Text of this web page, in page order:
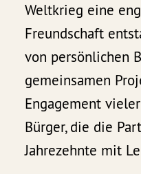
Weltkrieg eine
Freundschaft
von persönlichen
gemeinsamen
Engagement
Bürger, die die
Jahrezehnte mit